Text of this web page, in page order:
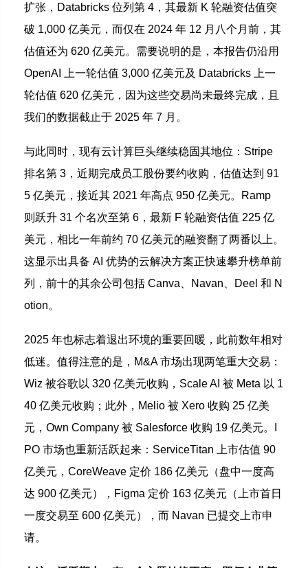
扩张，Databricks 位列第 4，其最新 K 轮融资估值突
破 1,000 亿美元，而仅在 2024 年 12 月八个月前，其
估值还为 620 亿美元。需要说明的是，本报告仍沿用
OpenAI 上一轮估值 3,000 亿美元及 Databricks 上一
轮估值 620 亿美元，因为这些交易尚未最终完成，且
我们的数据截止于 2025 年 7 月。
与此同时，现有云计算巨头继续稳固其地位：Stripe
排名第 3，近期完成员工股份要约收购，估值达到 91
5 亿美元，接近其 2021 年高点 950 亿美元。Ramp
则跃升 31 个名次至第 6，最新 F 轮融资估值 225 亿
美元，相比一年前约 70 亿美元的融资翻了两番以上。
这显示出具备 AI 优势的云解决方案正快速攀升榜单前
列，前十的其余公司包括 Canva、Navan、Deel 和 N
otion。
2025 年也标志着退出环境的重要回暖，此前数年相对
低迷。值得注意的是，M&A 市场出现两笔重大交易：
Wiz 被谷歌以 320 亿美元收购，Scale AI 被 Meta 以 1
40 亿美元收购；此外，Melio 被 Xero 收购 25 亿美
元，Own Company 被 Salesforce 收购 19 亿美元。I
PO 市场也重新活跃起来：ServiceTitan 上市估值 90
亿美元，CoreWeave 定价 186 亿美元（盘中一度高
达 900 亿美元），Figma 定价 163 亿美元（上市首日
一度交易至 600 亿美元），而 Navan 已提交上市申
请。